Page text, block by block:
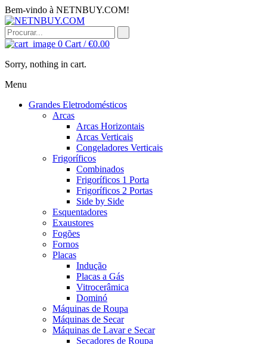
Bem-vindo à NETNBUY.COM!
0 Cart /€0.00
Sorry, nothing in cart.
Menu
Grandes Eletrodomésticos
Arcas
Arcas Horizontais
Arcas Verticais
Congeladores Verticais
Frigoríficos
Combinados
Frigoríficos 1 Porta
Frigoríficos 2 Portas
Side by Side
Esquentadores
Exaustores
Fogões
Fornos
Placas
Indução
Placas a Gás
Vitrocerâmica
Dominó
Máquinas de Roupa
Máquinas de Secar
Máquinas de Lavar e Secar
Secadores de Roupa